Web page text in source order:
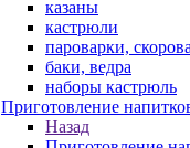
казаны
кастрюли
пароварки,
баки, ведра
наборы кастрюль
Приготовление
Назад